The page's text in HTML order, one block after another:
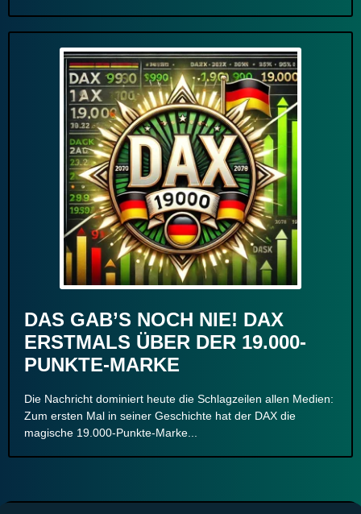
DAS GAB’S NOCH NIE! DAX
ERSTMALS ÜBER DER 19.000-
PUNKTE-MARKE
Die Nachricht dominiert heute die Schlagzeilen allen Medien:
Zum ersten Mal in seiner Geschichte hat der DAX die
magische 19.000-Punkte-Marke...